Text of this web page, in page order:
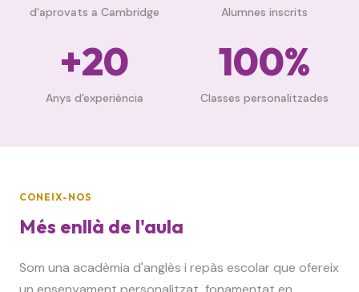
d'aprovats a Cambridge Alumnes inscrits
+20
Anys d'experiència
100%
Classes personalitzades
CONEIX-NOS
Més enllà de l'aula
Som una acadèmia d'anglès i repàs escolar que ofereix